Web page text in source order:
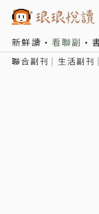
新鮮讀 看聯副
聯合副刊 生活副刊